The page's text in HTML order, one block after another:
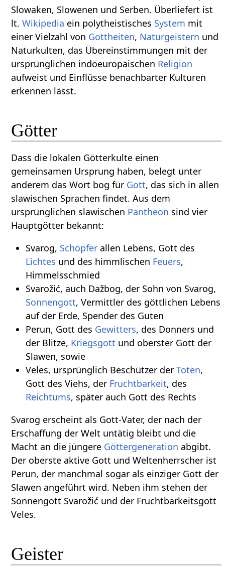
Slowaken, Slowenen und Serben. Überliefert ist
lt.Wikipedia ein polytheistisches System mit
einer Vielzahl von Gottheiten, Naturgeistern und
Naturkulten, das Übereinstimmungen mit der
ursprünglichen indoeuropäischen Religion
aufweist und Einflüsse benachbarter Kulturen
erkennen lässt.
Götter
Dass die lokalen Götterkulte einen
gemeinsamen Ursprung haben, belegt unter
anderem das Wort bog für Gott, das sich in allen
slawischen Sprachen findet. Aus dem
ursprünglichen slawischen Pantheon sind vier
Hauptgötter bekannt:
Svarog, Schöpferallen Lebens, Gott des
Lichtes und des himmlischen Feuers,
Himmelsschmied
Svarožić, auch Dažbog, der Sohn von Svarog,
Sonnengott, Vermittler des göttlichen Lebens
auf der Erde, Spender des Guten
Perun, Gott des Gewitters, des Donners und
der Blitze, Kriegsgott und oberster Gott der
Slawen, sowie
Veles, ursprünglich Beschützer der Toten,
Gott des Viehs, der Fruchtbarkeit, des
Reichtums, später auch Gott des Rechts
Svarog erscheint als Gott-Vater, der nach der
Erschaffung der Welt untätig bleibt und die
Macht an die jüngere Göttergeneration abgibt.
Der oberste aktive Gott und Weltenherrscher ist
Perun, der manchmal sogar als einziger Gott der
Slawen angeführt wird. Neben ihm stehen der
Sonnengott Svarožić und der Fruchtbarkeitsgott
Veles.
Geister